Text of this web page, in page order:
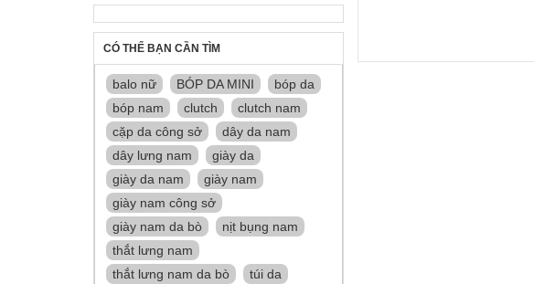
CÓ THỂ BẠN CẦN TÌM
balo nữ BÓP DA MINI
bóp da
bóp nam
clutch
clutch nam
cặp da công sở
dây da nam
dây lưng nam
giày da
giày da nam
giày nam
giày nam công sở
giày nam da bò
nịt bụng nam
thắt lưng nam
thắt lưng nam da bò
túi da